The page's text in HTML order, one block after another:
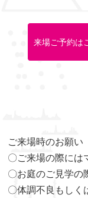
来場ご予約は
ご来場時のお願い
〇ご来場の際には
〇お庭のご見学の
〇体調不良もしく